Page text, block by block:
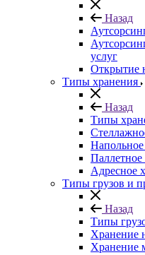
Назад
услуг
Открытие
Типы хранения
Назад
Типы
Паллетное
Адресное
Типы грузов и
Назад
Типы
Хранение
Хранение